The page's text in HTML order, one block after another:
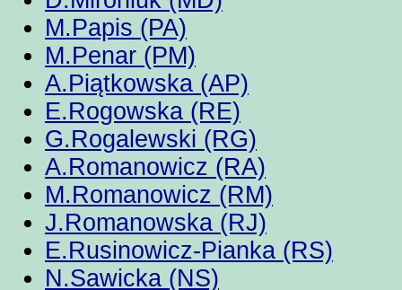
M.Papis (PA)
M.Penar (PM)
A.Piątkowska (AP)
E.Rogowska (RE)
G.Rogalewski (RG)
A.Romanowicz (RA)
M.Romanowicz (RM)
J.Romanowska (RJ)
E.Rusinowicz-Pianka (RS)
N.Sawicka (NS)